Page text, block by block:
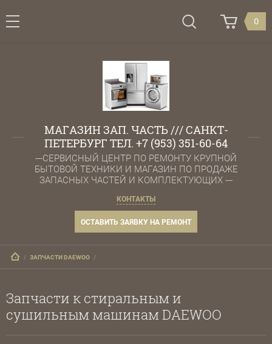
0
КОНТАКТЫ
ОСТАВИТЬ ЗАЯВКУ НА РЕМОНТ
МАГАЗИН ЗАП. ЧАСТЬ /// САНКТ-
ПЕТЕРБУРГ ТЕЛ. +7 (953) 351-60-64
---СЕРВИСНЫЙ ЦЕНТР ПО РЕМОНТУ КРУПНОЙ
БЫТОВОЙ ТЕХНИКИ И МАГАЗИН ПО ПРОДАЖЕ
ЗАПАСНЫХ ЧАСТЕЙ И КОМПЛЕКТУЮЩИХ ---
   /
ЗАПЧАСТИ DAEWOO
   /
Запчасти к стиральным и
сушильным машинам DAEWOO